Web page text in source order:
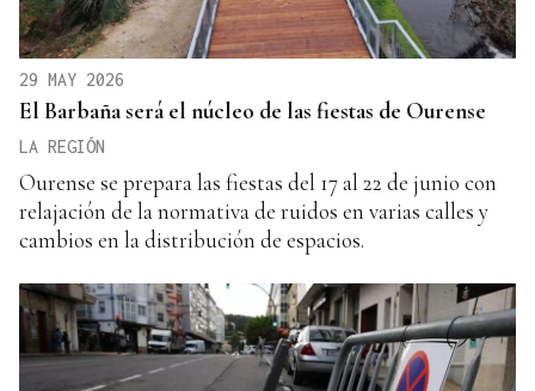
29 MAY 2026
El Barbaña será el núcleo de las fiestas de Ourense
LA REGIÓN
Ourense se prepara las fiestas del 17 al 22 de junio con
relajación de la normativa de ruidos en varias calles y
cambios en la distribución de espacios.